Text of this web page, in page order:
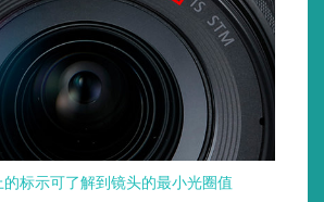
标示可了解到镜头的最小光圈值